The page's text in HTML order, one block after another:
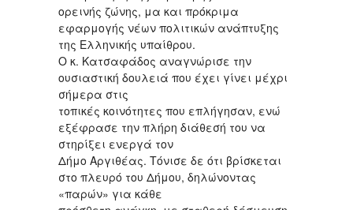
ορεινής ζώνης, μα και πρόκριμα
εφαρμογής νέων πολιτικών ανάπτυξης
της Ελληνικής υπαίθρου.
Ο κ. Κατσαφάδος αναγνώρισε την
ουσιαστική δουλειά που έχει γίνει μέχρι
σήμερα στις
τοπικές κοινότητες που επλήγησαν, ενώ
εξέφρασε την πλήρη διάθεσή του να
στηρίξει ενεργά τον
Δήμο Αργιθέας. Τόνισε δε ότι βρίσκεται
στο πλευρό του Δήμου, δηλώνοντας
«παρών» για κάθε